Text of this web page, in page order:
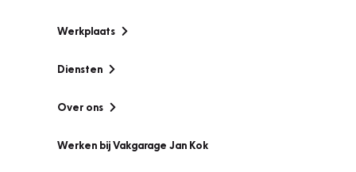
Werkplaats
Diensten
Over ons
Werken bij Vakgarage Jan Kok